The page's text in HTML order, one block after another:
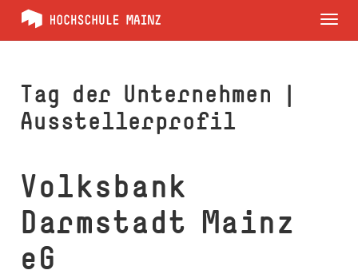
Tag der Unternehmen |
Ausstellerprofil
Volksbank
Darmstadt Mainz
eG